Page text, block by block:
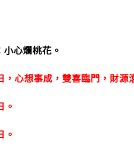
心爛桃花。
，心想事成，雙喜臨門，財源
。
。